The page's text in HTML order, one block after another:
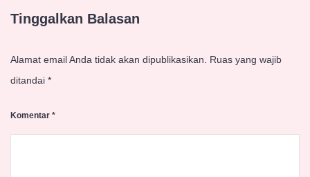
Tinggalkan Balasan
Alamat email Anda tidak akan dipublikasikan.
Ruas yang wajib
ditandai *
Komentar *